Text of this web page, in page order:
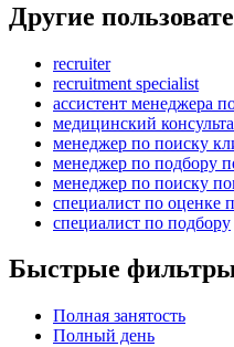
Другие
recruiter
recruitment specialist
ассистент менеджера
медицинский
менеджер по поиску
менеджер по подбору
менеджер по поиску
специалист по оценке
специалист по подбору
Быстрые фильтры
Полная занятость
Полный день